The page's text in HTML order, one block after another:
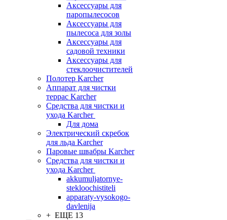
Аксессуары для
паропылесосов
Аксессуары для
пылесоса для золы
Аксессуары для
садовой техники
Аксессуары для
стеклоочистителей
Полотер Karcher
Аппарат для чистки
террас Karcher
Средства для чистки и
ухода Karcher
Для дома
Электрический скребок
для льда Karcher
Паровые швабры Karcher
Средства для чистки и
ухода Karcher
akkumuljatornye-
stekloochistiteli
apparaty-vysokogo-
davlenija
+ ЕЩЕ 13